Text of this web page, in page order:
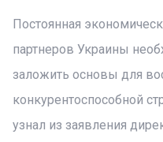
Постоянная
партнеров Украины
заложить основы для
конкурентоспособной
узнал из заявления